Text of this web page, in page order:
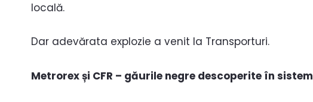
locală.
Dar adevărata explozie a venit la Transporturi.
Metrorex și CFR – găurile negre descoperite în sistem